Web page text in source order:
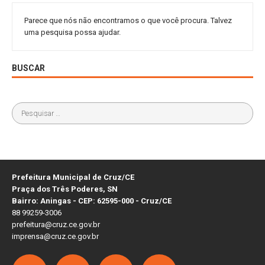
Parece que nós não encontramos o que você procura. Talvez
uma pesquisa possa ajudar.
BUSCAR
Prefeitura Municipal de Cruz/CE
Praça dos Três Poderes, SN
Bairro: Aningas - CEP: 62595-000 - Cruz/CE
88 99259-3006
prefeitura@cruz.ce.gov.br
imprensa@cruz.ce.gov.br